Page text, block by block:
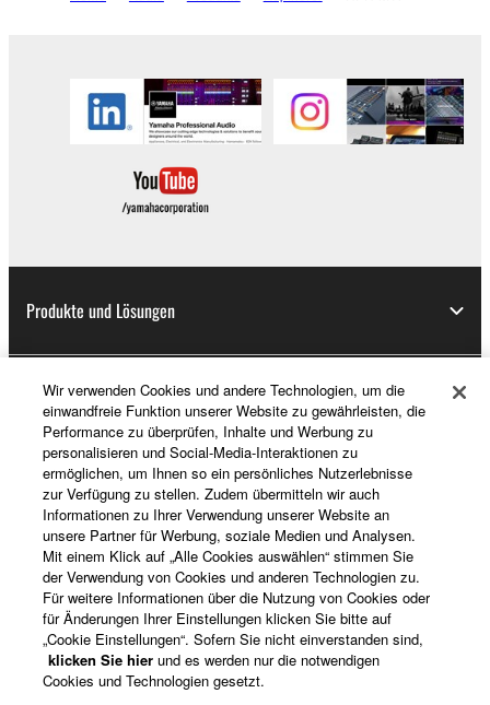
Produkte und Lösungen
News
Über Yamaha
Deutschland - German
Consumer
KontaktNutzungsbedingungen
Wir verwenden Cookies und andere Technologien, um die
einwandfreie Funktion unserer Website zu gewährleisten, die
Performance zu überprüfen, Inhalte und Werbung zu
personalisieren und Social-Media-Interaktionen zu
ermöglichen, um Ihnen so ein persönliches Nutzerlebnisse
zur Verfügung zu stellen. Zudem übermitteln wir auch
Informationen zu Ihrer Verwendung unserer Website an
unsere Partner für Werbung, soziale Medien und Analysen.
Mit einem Klick auf „Alle Cookies auswählen“ stimmen Sie
der Verwendung von Cookies und anderen Technologien zu.
Für weitere Informationen über die Nutzung von Cookies oder
für Änderungen Ihrer Einstellungen klicken Sie bitte auf
„Cookie Einstellungen“. Sofern Sie nicht einverstanden sind,
klicken Sie hierund es werden nur die notwendigen
Cookies und Technologien gesetzt.